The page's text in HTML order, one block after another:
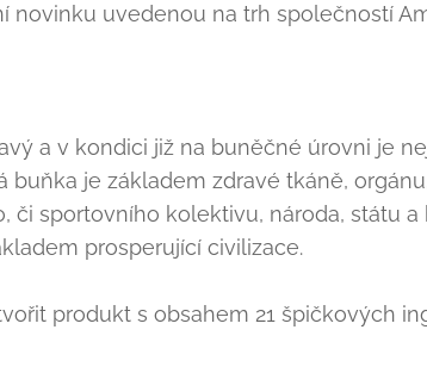
uvedenou na trh společností
a v kondici již na buněčné úrovni je
buňka je základem zdravé tkáně,
či sportovního kolektivu, národa, státu a
prosperující civilizace.
produkt s obsahem 21 špičkových